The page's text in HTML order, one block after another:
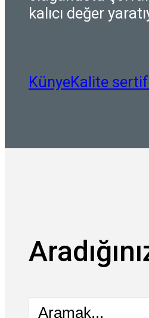
kalıcı değer
KünyeKalite
Aramak...